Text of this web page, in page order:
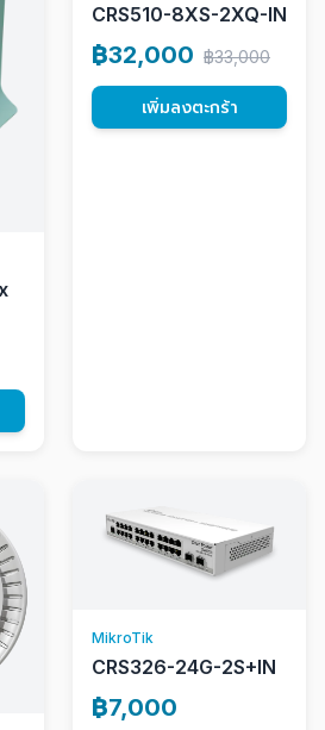
CRS510-8XS-2XQ-IN
฿32,000 ฿33,000
เพิ่มลงตะกร้า
MikroTik
CRS326-24G-2S+IN
฿7,000